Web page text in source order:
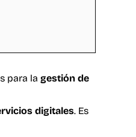
para lagestión de
digitales. Es